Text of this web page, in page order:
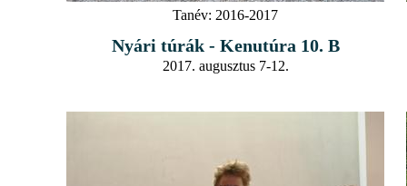
Tanév: 2016-2017
Nyári túrák - Kenutúra 10. B
2017. augusztus 7-12.